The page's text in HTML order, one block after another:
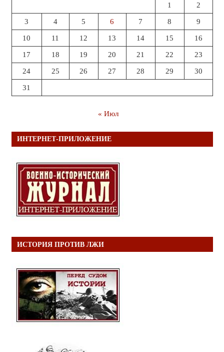
1 2
3 4 5 6 7 8 9
10 11 12 13 14 15 16
17 18 19 20 21 22 23
24 25 26 27 28 29 30
31
« Июл
ИНТЕРНЕТ-ПРИЛОЖЕНИЕ
ИСТОРИЯ ПРОТИВ ЛЖИ